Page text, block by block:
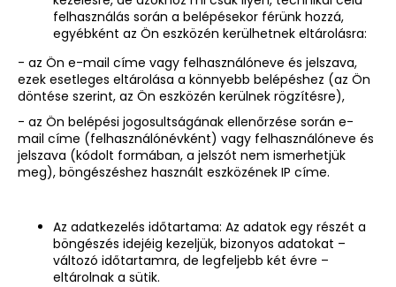
felhasználás során a belépésekor férünk hozzá,
egyébként az Ön eszközén kerülhetnek eltárolásra:
- az Ön e-mail címe vagy felhasználóneve és jelszava,
ezek esetleges eltárolása a könnyebb belépéshez (az Ön
döntése szerint, az Ön eszközén kerülnek rögzítésre),
- az Ön belépési jogosultságának ellenőrzése során e-
mail címe (felhasználónévként) vagy felhasználóneve és
jelszava (kódolt formában, a jelszót nem ismerhetjük
meg), böngészéshez használt eszközének IP címe.
Az adatkezelés időtartama: Az adatok egy részét a
böngészés idejéig kezeljük, bizonyos adatokat –
változó időtartamra, de legfeljebb két évre –
eltárolnak a sütik.